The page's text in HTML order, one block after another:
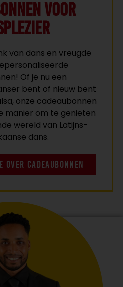
voor
van dans en vreugde
Of je nu een
bent of nieuw bent
onze cadeaubonnen
manier om te genieten
wereld van Latijns-
dans.
OVER CADEAUBONNEN